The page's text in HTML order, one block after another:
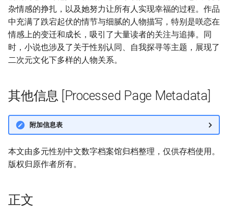
杂情感的挣扎，以及她努力让所有人实现幸福的过程。作品
中充满了跌宕起伏的情节与细腻的人物描写，特别是咲恋在
情感上的变迁和成长，吸引了大量读者的关注与追捧。同
时，小说也涉及了关于性别认同、自我探寻等主题，展现了
二次元文化下多样的人物关系。
其他信息 [Processed Page Metadata]
附加信息表
本文由多元性别中文数字档案馆归档整理，仅供存档使用。
版权归原作者所有。
正文